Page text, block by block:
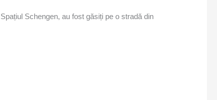
Schengen, au fost găsiți pe o stradă din